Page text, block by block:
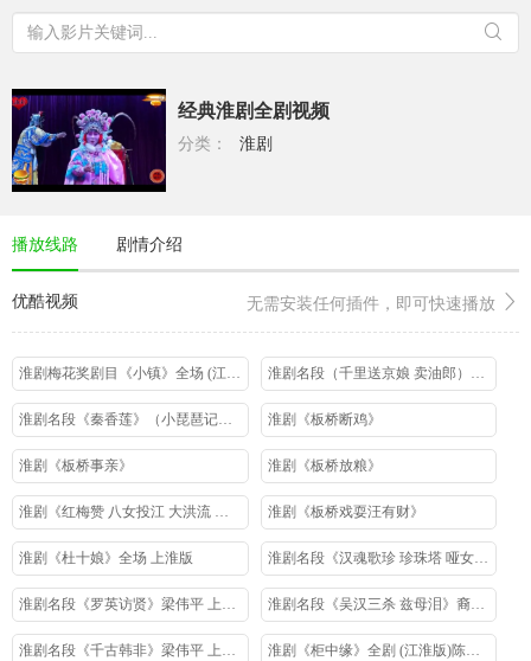
经典淮剧全剧视频
分类： 淮剧
播放线路 剧情介绍
优酷视频 无需安装任何插件，即可快速播放
淮剧梅花奖剧目《小镇》全场 (江淮版)陈澄、陈明矿 淮剧名段（千里送京娘 卖油郎）（泰淮版）陈德林黄素萍
淮剧名段《秦香莲》（小琵琶记）琵琶寿 裔小萍 (江淮版) 淮剧《板桥断鸡》
淮剧《板桥事亲》 淮剧《板桥放粮》
淮剧《红梅赞 八女投江 大洪流 家有长子》选场 上淮版 淮剧《板桥戏耍汪有财》
淮剧《杜十娘》全场 上淮版 淮剧名段《汉魂歌珍 珍珠塔 哑女告状》梁仲平 上淮版
淮剧名段《罗英访贤》梁伟平 上淮版 淮剧名段《吴汉三杀 兹母泪》裔小萍 (江淮版)
淮剧名段《千古韩非》梁伟平 上淮版 淮剧《柜中缘》全剧 (江淮版)陈芳、李青 崔成华